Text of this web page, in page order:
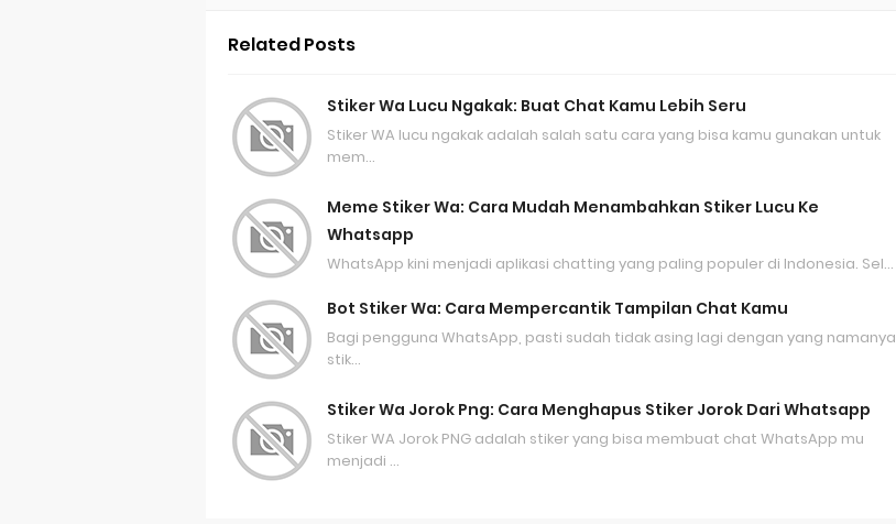
Related Posts
Stiker Wa Lucu Ngakak: Buat Chat Kamu Lebih Seru
Stiker WA lucu ngakak adalah salah satu cara yang bisa kamu gunakan untuk
mem…
Meme Stiker Wa: Cara Mudah Menambahkan Stiker Lucu Ke
Whatsapp
WhatsApp kini menjadi aplikasi chatting yang paling populer di Indonesia. Sel…
Bot Stiker Wa: Cara Mempercantik Tampilan Chat Kamu
Bagi pengguna WhatsApp, pasti sudah tidak asing lagi dengan yang namanya
stik…
Stiker Wa Jorok Png: Cara Menghapus Stiker Jorok Dari Whatsapp
Stiker WA Jorok PNG adalah stiker yang bisa membuat chat WhatsApp mu
menjadi …